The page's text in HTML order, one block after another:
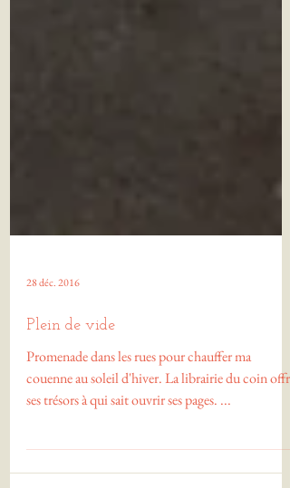
28 déc. 2016
Plein de vide
Promenade dans les rues pour chauffer ma
ses trésors à qui sait ouvrir ses pages. ...